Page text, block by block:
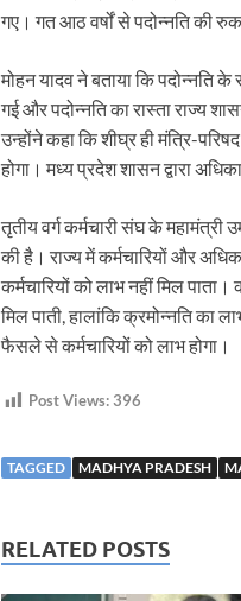
गए। गत आठ वर्षों से पदोन्नति की
मोहन यादव ने बताया कि पदोन्नति
गई और पदोन्नति का रास्ता राज्य
उन्होंने कहा कि शीघ्र ही मंत्रि-
होगा। मध्य प्रदेश शासन द्वारा
तृतीय वर्ग कर्मचारी संघ के
की है। राज्य में कर्मचारियों और
कर्मचारियों को लाभ नहीं मिल
मिल पाती, हालांकि क्रमोन्नति का
फैसले से कर्मचारियों को लाभ होगा।
Post Views:396
TAGGED MADHYA PRADESH
RELATED POSTS